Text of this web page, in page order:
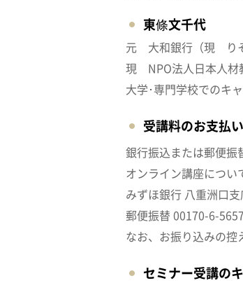
東條文千代
元 大和銀行（現 り
現 NPO法人日本人材
大学･専門学校でのキ
受講料のお支払い
銀行振込または郵便振
オンライン講座につ
みずほ銀行 八重洲口
郵便振替 00170-6-
なお、お振り込みの控
セミナー受講の